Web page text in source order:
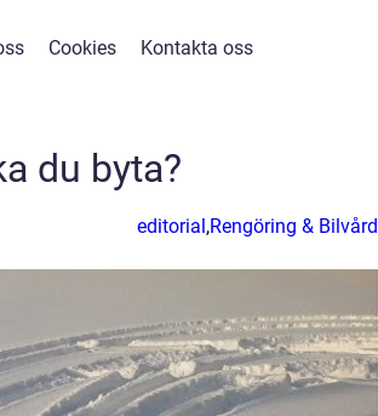
Cookies Kontakta oss
du byta?
editorial,Rengöring & Bilvård